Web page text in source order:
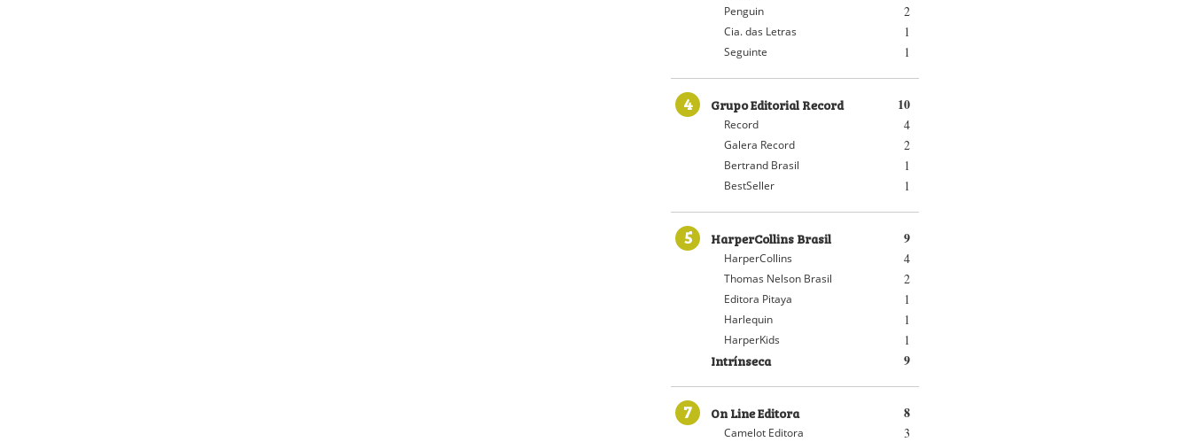
2
Penguin
1
Cia. das Letras
1
Seguinte
4 10
Grupo Editorial Record
4
Record
2
Galera Record
1
Bertrand Brasil
1
BestSeller
5 9
HarperCollins Brasil
4
HarperCollins
2
Thomas Nelson Brasil
1
Editora Pitaya
1
Harlequin
1
HarperKids
9
Intrínseca
7 8
On Line Editora
3
Camelot Editora